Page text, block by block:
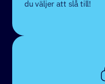
du väljer att slå till!